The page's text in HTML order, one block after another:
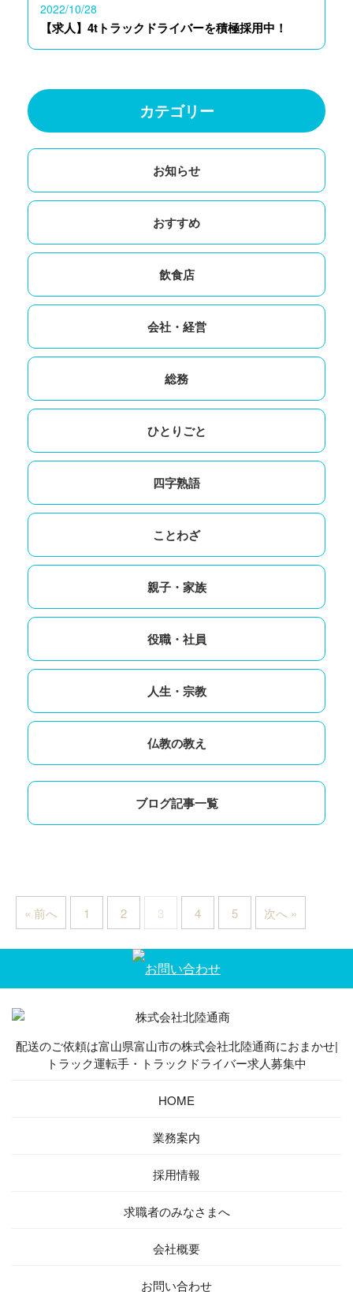
2022/10/28
【求人】4tトラックドライバーを積極採用中！
カテゴリー
お知らせ
おすすめ
飲食店
会社・経営
総務
ひとりごと
四字熟語
ことわざ
親子・家族
役職・社員
人生・宗教
仏教の教え
ブログ記事一覧
« 前へ 1 2 3 4 5 次へ »
配送のご依頼は富山県富山市の株式会社北陸通商におまかせ|
トラック運転手・トラックドライバー求人募集中
HOME
業務案内
採用情報
求職者のみなさまへ
会社概要
お問い合わせ